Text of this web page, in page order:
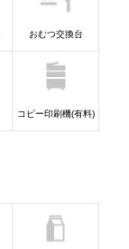
おむつ交換台
コピー印刷機(有料)